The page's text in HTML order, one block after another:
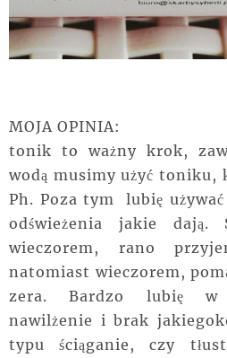
MOJA OPINIA:
tonik to ważny krok,
wodą musimy użyć toniku,
Ph. Poza tym lubię
odświeżenia jakie
wieczorem, rano
natomiast wieczorem,
zera. Bardzo lubię w
nawilżenie i brak
typu ściąganie, czy